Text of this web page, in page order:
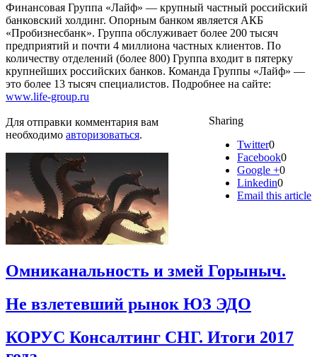
Финансовая Группа «Лайф» — крупный частный российский
банковский холдинг. Опорным банком является АКБ
«Пробизнесбанк». Группа обслуживает более 200 тысяч
предприятий и почти 4 миллиона частных клиентов. По
количеству отделений (более 800) Группа входит в пятерку
крупнейших российских банков. Команда Группы «Лайф» —
это более 13 тысяч специалистов. Подробнее на сайте:
www.life-group.ru
Sharing
Twitter0
Facebook0
Google +0
Linkedin0
Email this article
Для отправки комментария вам
необходимо авторизоваться.
Омниканальность и змей Горыныч.
Не взлетевший рынок ЮЗ ЭДО
КОРУС Консалтинг СНГ. Итоги 2017